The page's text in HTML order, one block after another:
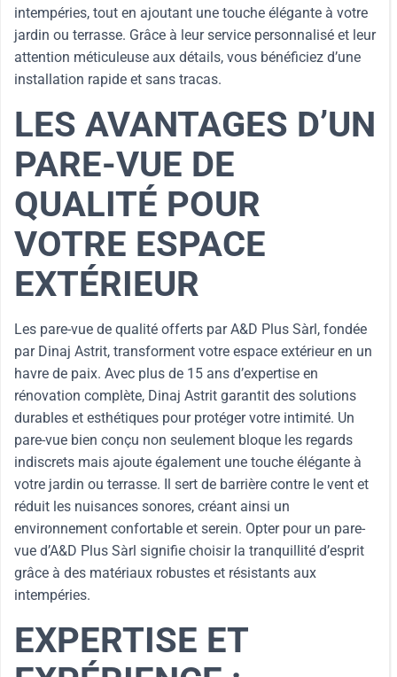
intempéries, tout en ajoutant une touche élégante à votre
jardin ou terrasse. Grâce à leur service personnalisé et leur
attention méticuleuse aux détails, vous bénéficiez d’une
installation rapide et sans tracas.
LES AVANTAGES D’UN
PARE-VUE DE
QUALITÉ POUR
VOTRE ESPACE
EXTÉRIEUR
Les pare-vue de qualité offerts par A&D Plus Sàrl, fondée
par Dinaj Astrit, transforment votre espace extérieur en un
havre de paix. Avec plus de 15 ans d’expertise en
rénovation complète, Dinaj Astrit garantit des solutions
durables et esthétiques pour protéger votre intimité. Un
pare-vue bien conçu non seulement bloque les regards
indiscrets mais ajoute également une touche élégante à
votre jardin ou terrasse. Il sert de barrière contre le vent et
réduit les nuisances sonores, créant ainsi un
environnement confortable et serein. Opter pour un pare-
vue d’A&D Plus Sàrl signifie choisir la tranquillité d’esprit
grâce à des matériaux robustes et résistants aux
intempéries.
EXPERTISE ET